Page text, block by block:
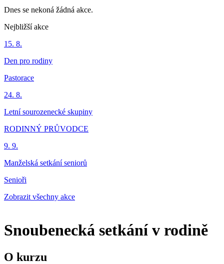
Dnes se nekoná žádná akce.
Nejbližší akce
15. 8.
Den pro rodiny
Pastorace
24. 8.
Letní sourozenecké skupiny
RODINNÝ PRŮVODCE
9. 9.
Manželská setkání seniorů
Senioři
Zobrazit všechny akce
Snoubenecká setkání v rodině
O kurzu